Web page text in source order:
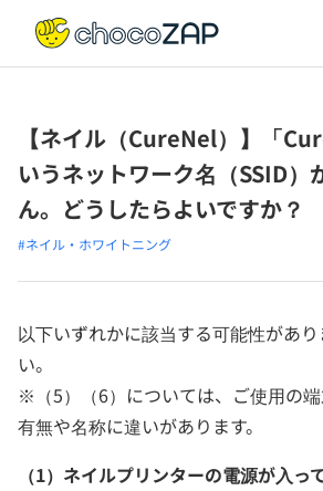
【ネイル（CureNel）】「
いうネットワーク名（SSID）
ん。どうしたらよいですか？
#ネイル・ホワイトニング
以下いずれかに該当する可能性があ
い。
※（5）（6）については、ご使用の
有無や名称に違いがあります。
（1）ネイルプリンターの電源が入っ